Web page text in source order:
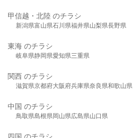
甲信越・北陸 のチラシ
新潟県富山県石川県福井県山梨県長野県
東海 のチラシ
岐阜県静岡県愛知県三重県
関西 のチラシ
滋賀県京都府大阪府兵庫県奈良県和歌山県
中国 のチラシ
鳥取県島根県岡山県広島県山口県